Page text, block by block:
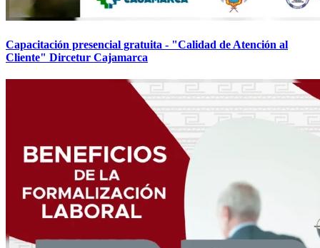
Capacitación presencial gratuita - "Calidad de Atención al
Cliente" Dircetur Cajamarca